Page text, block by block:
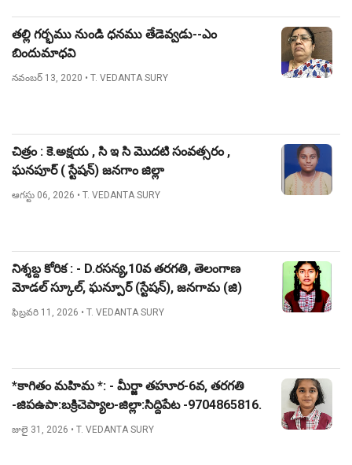
తల్లి గర్భము నుండి ధనము తేడెవ్వడు--ఎం
బిందుమాధవి
నవంబర్ 13, 2020 • T. VEDANTA SURY
చిత్రం : కె.అక్షయ , సి ఇ సి మొదటి సంవత్సరం ,
ఘనపూర్ ( స్టేషన్) జనగాం జిల్లా
ఆగస్టు 06, 2026 • T. VEDANTA SURY
నిశ్శబ్ద కోరిక : - D.రసన్య,10వ తరగతి, తెలంగాణ
మోడల్ స్కూల్, ఘన్పూర్ (స్టేషన్), జనగామ (జి)
ఫిబ్రవరి 11, 2026 • T. VEDANTA SURY
*కాగితం మహిమ *: - మీర్జా తహూర-6వ, తరగతి
-జిపఉపా:బక్రిచెప్యాల-జిల్లా:సిద్దిపేట -9704865816.
జులై 31, 2026 • T. VEDANTA SURY